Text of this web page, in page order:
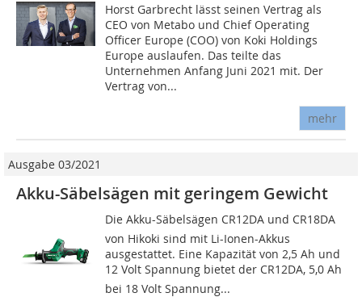
Horst Garbrecht lässt seinen Vertrag als
CEO von Metabo und Chief Operating
Officer Europe (COO) von Koki Holdings
Europe auslaufen. Das teilte das
Unternehmen Anfang Juni 2021 mit. Der
Vertrag von...
mehr
Ausgabe 03/2021
Akku-Säbelsägen mit geringem Gewicht
Die Akku-Säbelsägen CR12DA und CR18DA
von Hikoki sind mit Li-Ionen-Akkus
ausgestattet. Eine Kapazität von 2,5 Ah und
12 Volt Spannung bietet der CR12DA, 5,0 Ah
bei 18 Volt Spannung...